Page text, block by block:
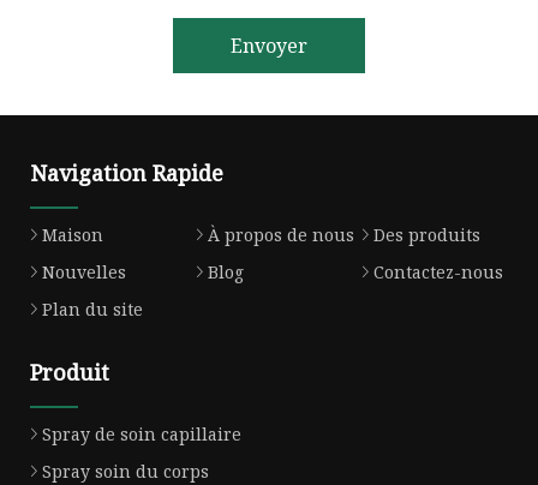
Envoyer
Navigation Rapide
Maison À propos de nous
Des produits
Nouvelles
Blog
Contactez-nous
Plan du site
Produit
Spray de soin capillaire
Spray soin du corps